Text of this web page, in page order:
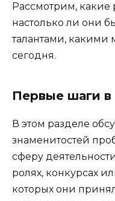
Рассмотрим,
настолько ли они
талантами,
сегодня.
Первые шаги в
В этом разделе
знаменитостей
сферу
ролях, конкурсах
которых они